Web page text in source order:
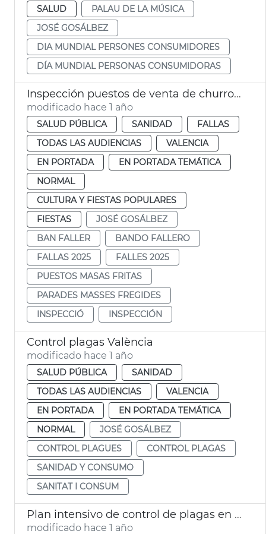
SALUD
PALAU DE LA MÚSICA
JOSÉ GOSÁLBEZ
DIA MUNDIAL PERSONES CONSUMIDORES
DÍA MUNDIAL PERSONAS CONSUMIDORAS
Inspección puestos de venta de churros y buñuelos. Fallas de València
modificado hace 1 año
SALUD PÚBLICA SANIDAD
FALLAS
TODAS LAS AUDIENCIAS
VALENCIA
EN PORTADA
EN PORTADA TEMÁTICA
NORMAL
CULTURA Y FIESTAS POPULARES
FIESTAS
JOSÉ GOSÁLBEZ
BAN FALLER
BANDO FALLERO
FALLAS 2025
FALLES 2025
PUESTOS MASAS FRITAS
PARADES MASSES FREGIDES
INSPECCIÓ
INSPECCIÓN
Control plagas València
modificado hace 1 año
SALUD PÚBLICA
SANIDAD
TODAS LAS AUDIENCIAS
VALENCIA
EN PORTADA
EN PORTADA TEMÁTICA
NORMAL
JOSÉ GOSÁLBEZ
CONTROL PLAGUES
CONTROL PLAGAS
SANIDAD Y CONSUMO
SANITAT I CONSUM
Plan intensivo de control de plagas en zona DANA
modificado hace 1 año